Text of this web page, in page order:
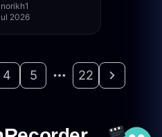
2026
4 5 22